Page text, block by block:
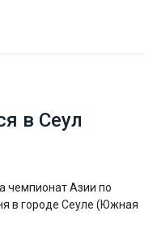
в Сеул
чемпионат Азии по
в городе Сеуле (Южная